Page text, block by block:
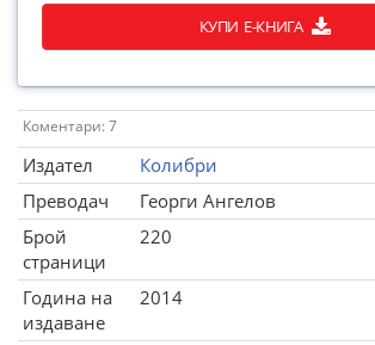
КУПИ Е-КНИГА
Коментари: 7
Издател
Колибри
Преводач
Георги Ангелов
Брой
страници
220
Година на
издаване
2014